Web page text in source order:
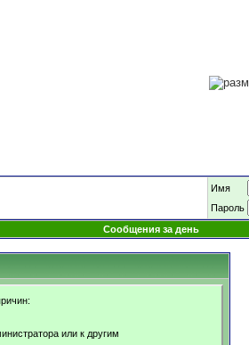
Имя
Пароль
Сообщения за день
или к другим